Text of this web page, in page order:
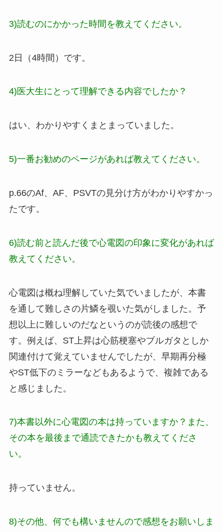
3)読むのにかかった時間を教えてください。
2日（4時間）です。
4)医大生にとって理解できる内容でしたか？
はい、わかりやすくまとまっていました。
5)一番お勧めのページがあれば教えてください。
p.66のAf、AF、PSVTの見分け方がわかりやすかっ
たです。
6)読む前と読んだ後で心電図の印象に変化があれば
教えてください。
心電図は概ね理解していた気でいましたが、本書
を通して難しさの片鱗を覗いた気がしました。予
想以上に難しいのだなというのが読後の感想で
す。例えば、ST上昇は心筋梗塞やブルガタとしか
関連付けて覚えていませんでしたが、早期再分極
やST低下のミラーなどもあるようで、複雑である
と感じました。
7)本書以外に心電図の本は持っていますか？また、
その本を最後まで通読できたかも教えてくださ
い。
持っていません。
8)その他、何でも構いませんので感想をお願いしま